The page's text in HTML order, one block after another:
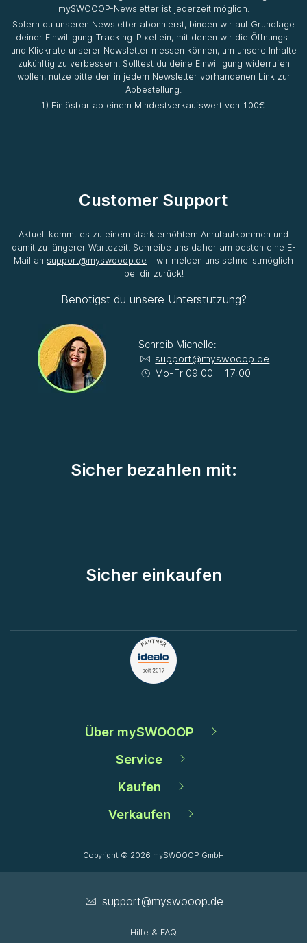
mySWOOOP-Newsletter ist jederzeit möglich.
Sofern du unseren Newsletter abonnierst, binden wir auf Grundlage
deiner Einwilligung Tracking-Pixel ein, mit denen wir die Öffnungs-
und Klickrate unserer Newsletter messen können, um unsere Inhalte
zukünftig zu verbessern. Solltest du deine Einwilligung widerrufen
wollen, nutze bitte den in jedem Newsletter vorhandenen Link zur
Abbestellung.
1) Einlösbar ab einem Mindestverkaufswert von 100€.
Customer Support
Aktuell kommt es zu einem stark erhöhtem Anrufaufkommen und
damit zu längerer Wartezeit. Schreibe uns daher am besten eine E-
Mail an support@myswooop.de - wir melden uns schnellstmöglich
bei dir zurück!
Benötigst du unsere Unterstützung?
Schreib Michelle:
support@myswooop.de
Mo-Fr 09:00 - 17:00
Sicher bezahlen mit:
Sicher einkaufen
Über mySWOOOP
Service
Kaufen
Verkaufen
Copyright © 2026 mySWOOOP GmbH
support­@myswooop.de
Hilfe & FAQ